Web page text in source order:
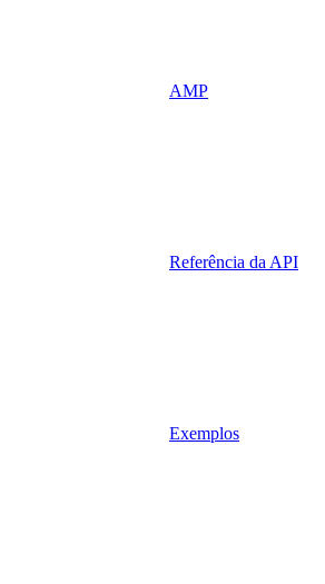
AMP
Referência da API
Exemplos